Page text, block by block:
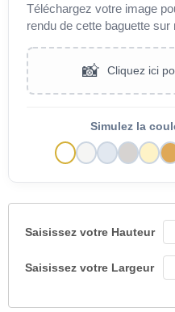
Téléchargez votre image
rendu de cette baguette sur
📸 Cliquez ici
Simulez la
Saisissez votre Hauteur
Saisissez votre Largeur